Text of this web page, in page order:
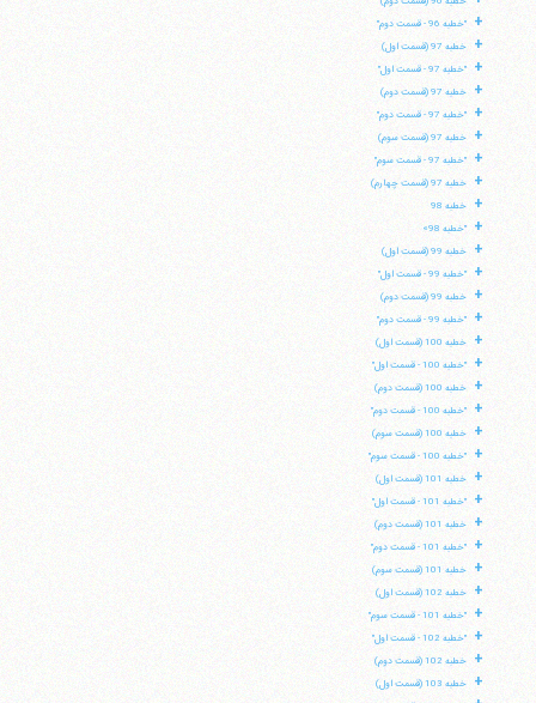
+ "خطبه 96 - قسمت دوم"
+ خطبه 97 (قسمت اول)
+ "خطبه 97 - قسمت اول"
+ خطبه 97 (قسمت دوم)
+ "خطبه 97 - قسمت دوم"
+ خطبه 97 (قسمت سوم)
+ "خطبه 97 - قسمت سوم"
+ خطبه 97 (قسمت چهارم)
+ خطبه 98
+ "خطبه 98»
+ خطبه 99 (قسمت اول)
+ "خطبه 99 - قسمت اول"
+ خطبه 99 (قسمت دوم)
+ "خطبه 99 - قسمت دوم"
+ خطبه 100 (قسمت اول)
+ "خطبه 100 - قسمت اول"
+ خطبه 100 (قسمت دوم)
+ "خطبه 100 - قسمت دوم"
+ خطبه 100 (قسمت سوم)
+ "خطبه 100 - قسمت سوم"
+ خطبه 101 (قسمت اول)
+ "خطبه 101 - قسمت اول"
+ خطبه 101 (قسمت دوم)
+ "خطبه 101 - قسمت دوم"
+ خطبه 101 (قسمت سوم)
+ خطبه 102 (قسمت اول)
+ "خطبه 101 - قسمت سوم"
+ "خطبه 102 - قسمت اول"
+ خطبه 102 (قسمت دوم)
+ خطبه 103 (قسمت اول)